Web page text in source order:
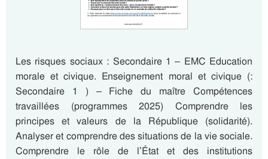
Les risques sociaux : Secondaire 1 – EMC Education
morale et civique. Enseignement moral et civique (:
Secondaire 1 ) – Fiche du maître Compétences
travaillées (programmes 2025) Comprendre les
principes et valeurs de la République (solidarité).
Analyser et comprendre des situations de la vie sociale.
Comprendre le rôle de l’État et des institutions